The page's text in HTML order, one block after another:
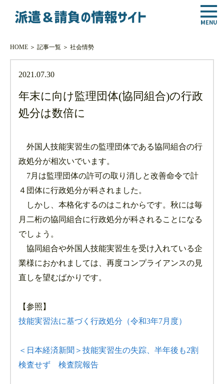
HOME＞ 記事一覧＞ 社会情勢
2021.07.30
年末に向け監理団体(協同組合)の行政
処分は数倍に
外国人技能実習生の監理団体である協同組合の行
政処分が相次いでいます。
7月は監理団体の許可の取り消しと改善命令で計
４団体に行政処分が科されました。
しかし、本格化するのはこれからです。秋には毎
月二桁の協同組合に行政処分が科されることになる
でしょう。
協同組合や外国人技能実習生を受け入れている企
業様におかれましては、再度コンプライアンスの見
直しを望むばかりです。
【参照】
技能実習法に基づく行政処分（令和3年7月度）
＜日本経済新聞＞技能実習生の失踪、半年後も2割
検査せず 検査院報告